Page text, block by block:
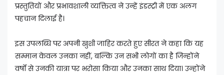
प्रस्तुतियों और प्रभावशाली व्यक्तित्व ने उन्हें इंडस्ट्री में एक अलग
पहचान दिलाई है।
इस उपलब्धि पर अपनी खुशी जाहिर करते हुए सीरत ने कहा कि यह
सम्मान केवल उनका नहीं, बल्कि उन सभी लोगों का है जिन्होंने
वर्षों से उनकी यात्रा पर भरोसा किया और उनका साथ दिया। उन्होंने